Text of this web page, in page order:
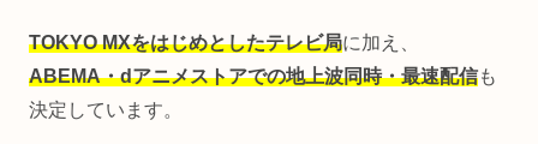
TOKYO MXをはじめとしたテレビ局に加え、
ABEMA・dアニメストアでの地上波同時・最速配信も
決定しています。